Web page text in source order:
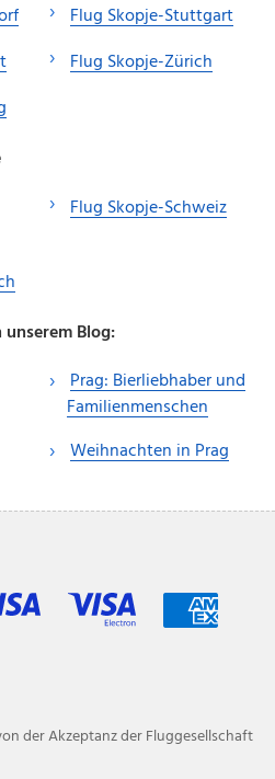
Flug Skopje-Stuttgart
Flug Skopje-Zürich
Flug Skopje-Schweiz
Blog:
Prag: Bierliebhaber und
Familienmenschen
Weihnachten in Prag